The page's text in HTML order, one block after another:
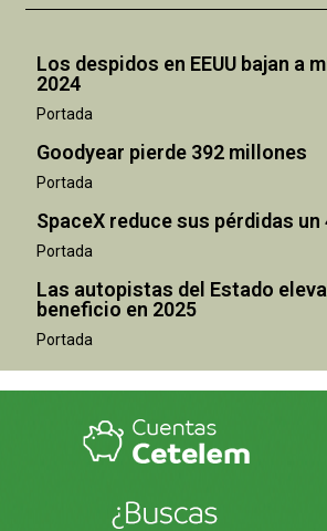
Los despidos en EEUU bajan a
2024
Portada
Goodyear pierde 392 millones
Portada
SpaceX reduce sus pérdidas un
Portada
Las autopistas del Estado
beneficio en 2025
Portada